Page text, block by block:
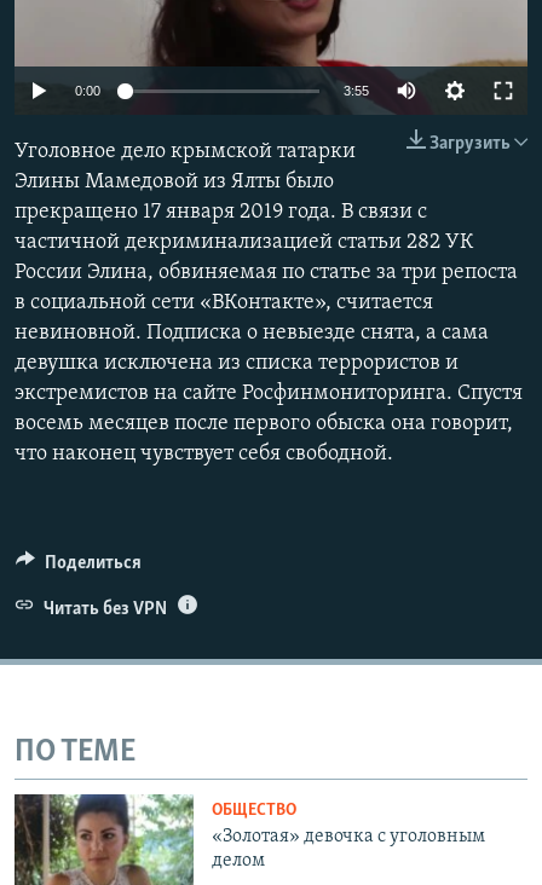
ПОБЕДИТЕЛЕЙ НЕ СУДЯТ?
КРЫМ.НЕПОКОРЕННЫЙ
УКРАИНСКАЯ ПРОБЛЕМА КРЫМА
ПРИСОЕДИНЯЙТЕСЬ!
Все сайты RFE/RL
0:00 3:55
Загрузить
Уголовное дело крымской татарки
Элины Мамедовой из Ялты было
прекращено 17 января 2019 года. В связи с
частичной декриминализацией статьи 282 УК
России Элина, обвиняемая по статье за три репоста
в социальной сети «ВКонтакте», считается
невиновной. Подписка о невыезде снята, а сама
девушка исключена из списка террористов и
экстремистов на сайте Росфинмониторинга. Спустя
восемь месяцев после первого обыска она говорит,
что наконец чувствует себя свободной.
Поделиться
Читать без VPN
ПО ТЕМЕ
ОБЩЕСТВО
«Золотая» девочка с уголовным
делом